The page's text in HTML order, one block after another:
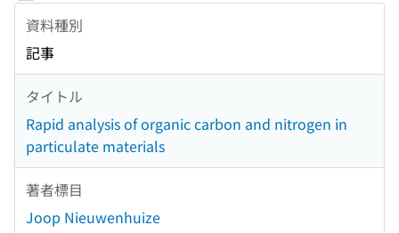
資料種別
記事
タイトル
Rapid analysis of organic carbon and nitrogen in
particulate materials
著者標目
Joop Nieuwenhuize